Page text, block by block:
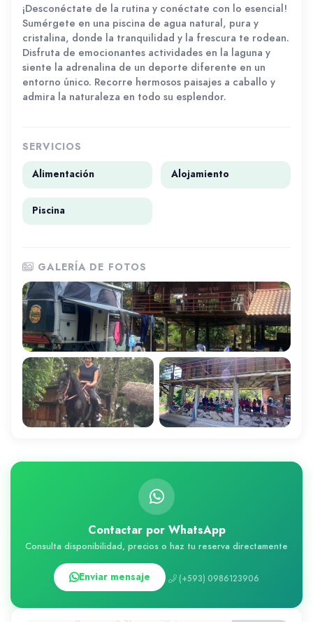
¡Desconéctate de la rutina y conéctate con lo esencial!
Sumérgete en una piscina de agua natural, pura y
cristalina, donde la tranquilidad y la frescura te rodean.
Disfruta de emocionantes actividades en la laguna y
siente la adrenalina de un deporte diferente en un
entorno único. Recorre hermosos paisajes a caballo y
admira la naturaleza en todo su esplendor.
SERVICIOS
Alimentación Alojamiento
Piscina
GALERÍA DE FOTOS
Contactar por WhatsApp
Consulta disponibilidad, precios o haz tu reserva directamente
Enviar mensaje (+593) 0986123906